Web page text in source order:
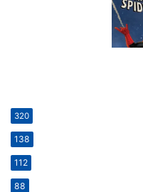
320
138
112
88